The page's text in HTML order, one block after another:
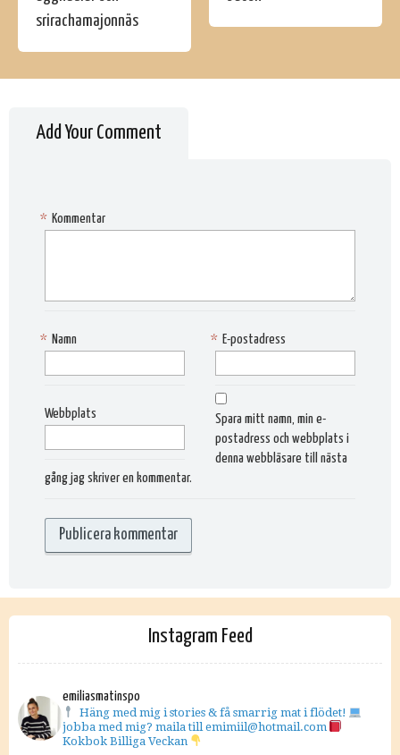
srirachamajonnäs
Add Your Comment
Kommentar
*
Namn
* E-postadress
*
Webbplats
Spara mitt namn, min e-
postadress och webbplats i
denna webbläsare till nästa
gång jag skriver en kommentar.
Instagram Feed
emiliasmatinspo
Häng med mig i stories & få smarrig mat i flödet!
jobba med mig? maila till emimiil@hotmail.com
Kokbok Billiga Veckan